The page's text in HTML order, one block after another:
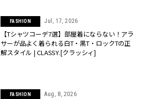
FASHION Jul, 17, 2026
【Tシャツコーデ7選】部屋着にならない！アラ
サーが品よく着られる白T・黒T・ロックTの正
解スタイル | CLASSY.[クラッシィ]
FASHION Aug, 8, 2026